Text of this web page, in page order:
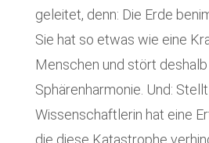
geleitet, denn: Die Erde
Sie hat so etwas wie eine
Menschen und stört
Sphärenharmonie. Und:
Wissenschaftlerin hat eine
die diese Katastrophe